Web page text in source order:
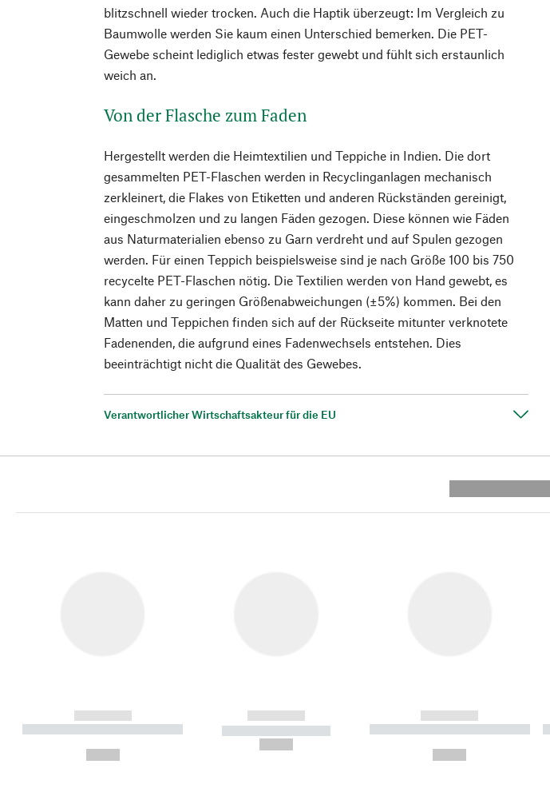
blitzschnell wieder trocken. Auch die Haptik überzeugt: Im Vergleich zu
Baumwolle werden Sie kaum einen Unterschied bemerken. Die PET-
Gewebe scheint lediglich etwas fester gewebt und fühlt sich erstaunlich
weich an.
Von der Flasche zum Faden
Hergestellt werden die Heimtextilien und Teppiche in Indien. Die dort
gesammelten PET-Flaschen werden in Recyclinganlagen mechanisch
zerkleinert, die Flakes von Etiketten und anderen Rückständen gereinigt,
eingeschmolzen und zu langen Fäden gezogen. Diese können wie Fäden
aus Naturmaterialien ebenso zu Garn verdreht und auf Spulen gezogen
werden. Für einen Teppich beispielsweise sind je nach Größe 100 bis 750
recycelte PET-Flaschen nötig. Die Textilien werden von Hand gewebt, es
kann daher zu geringen Größenabweichungen (±5%) kommen. Bei den
Matten und Teppichen finden sich auf der Rückseite mitunter verknotete
Fadenenden, die aufgrund eines Fadenwechsels entstehen. Dies
beeinträchtigt nicht die Qualität des Gewebes.
Verantwortlicher Wirtschaftsakteur für die EU
------------
----------- ----------- ----------
------------
----------- -----------
------------
----------- ----------- ----------